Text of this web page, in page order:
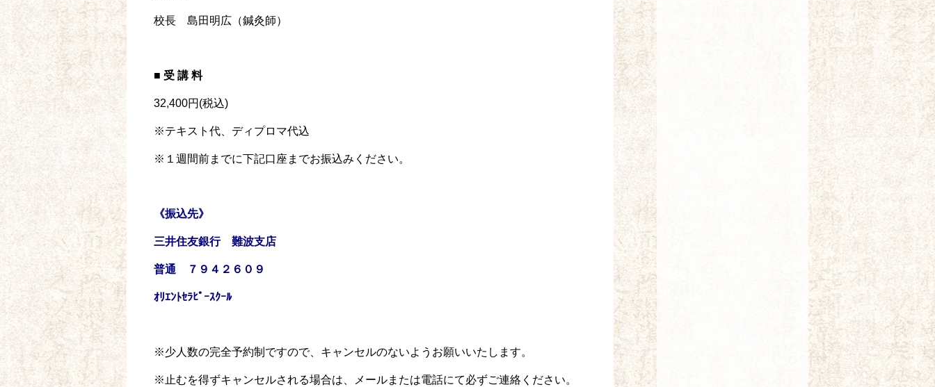
校長 島田明広（鍼灸師）
■ 受 講 料
32,400円(税込)
※テキスト代、ディプロマ代込
※１週間前までに下記口座までお振込みください。
《振込先》
三井住友銀行 難波支店
普通 ７９４２６０９
ｵﾘｴﾝﾄｾﾗﾋﾟｰｽｸｰﾙ
※少人数の完全予約制ですので、キャンセルのないようお願いいたします。
※止むを得ずキャンセルされる場合は、メールまたは電話にて必ずご連絡ください。